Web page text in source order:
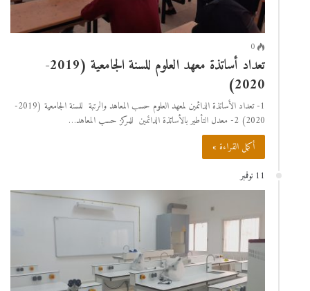
0
تعداد أساتذة معهد العلوم للسنة الجامعية (2019-
2020)
1- تعداد الأساتذة الدائمين لمعهد العلوم حسب المعاهد والرتبة للسنة الجامعية (2019-
2020) 2- معدل التأطير بالأساتذة الدائمين للمركز حسب المعاهد…
أكمل القراءة »
11 نوفمبر